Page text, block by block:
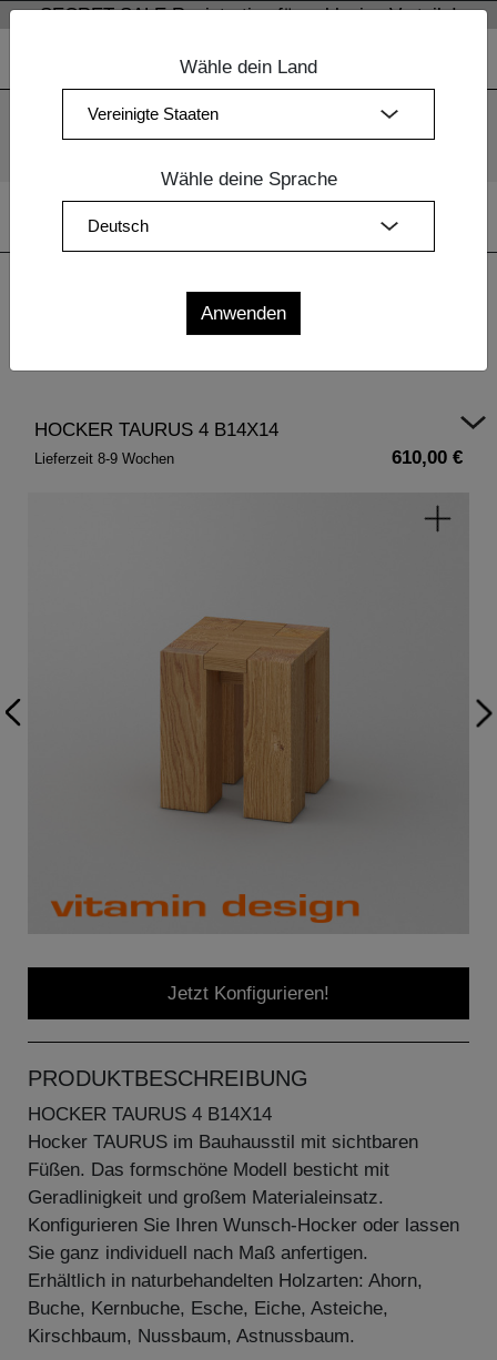
Wir verwenden Cookies. Mit der weiteren Nutzung unserer
SECRET SALE Registration für exklusive Vorteile!
Esszimmermöbel Holz|Massivholztische
HOCKER TAURUS 4 B14X14
Lieferzeit 8-9 Wochen 610,00 €
Jetzt Konfigurieren!
PRODUKTBESCHREIBUNG
HOCKER TAURUS 4 B14X14
Hocker TAURUS im Bauhausstil mit sichtbaren
Füßen. Das formschöne Modell besticht mit
Geradlinigkeit und großem Materialeinsatz.
Konfigurieren Sie Ihren Wunsch-Hocker oder lassen
Sie ganz individuell nach Maß anfertigen.
Erhältlich in naturbehandelten Holzarten: Ahorn,
Buche, Kernbuche, Esche, Eiche, Asteiche,
Kirschbaum, Nussbaum, Astnussbaum.
Wähle dein Land
Wähle deine Sprache